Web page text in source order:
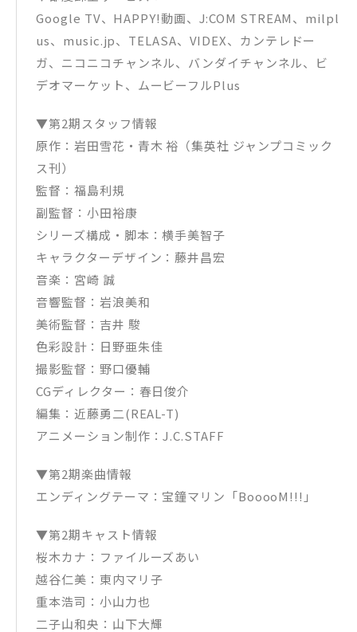
Google TV、HAPPY!動画、J:COM STREAM、milpl
us、music.jp、TELASA、VIDEX、カンテレドー
ガ、ニコニコチャンネル、バンダイチャンネル、ビ
デオマーケット、ムービーフルPlus
▼第2期スタッフ情報
原作：岩田雪花・青木 裕（集英社 ジャンプコミック
ス刊）
監督：福島利規
副監督：小田裕康
シリーズ構成・脚本：横手美智子
キャラクターデザイン：藤井昌宏
音楽：宮崎 誠
音響監督：岩浪美和
美術監督：吉井 駿
色彩設計：日野亜朱佳
撮影監督：野口優輔
CGディレクター：春日俊介
編集：近藤勇二(REAL-T)
アニメーション制作：J.C.STAFF
▼第2期楽曲情報
エンディングテーマ：宝鐘マリン「BooooM!!!」
▼第2期キャスト情報
桜木カナ：ファイルーズあい
越谷仁美：東内マリ子
重本浩司：小山力也
二子山和央：山下大輝